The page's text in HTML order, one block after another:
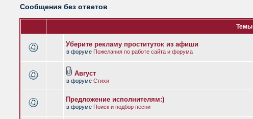
Сообщения без ответов
Темы
Уберите рекламу проституток из афиши
в форуме Пожелания по работе сайта и форума
Август
в форуме Стихи
Предложение исполнителям:)
в форуме Поиск и подбор песни